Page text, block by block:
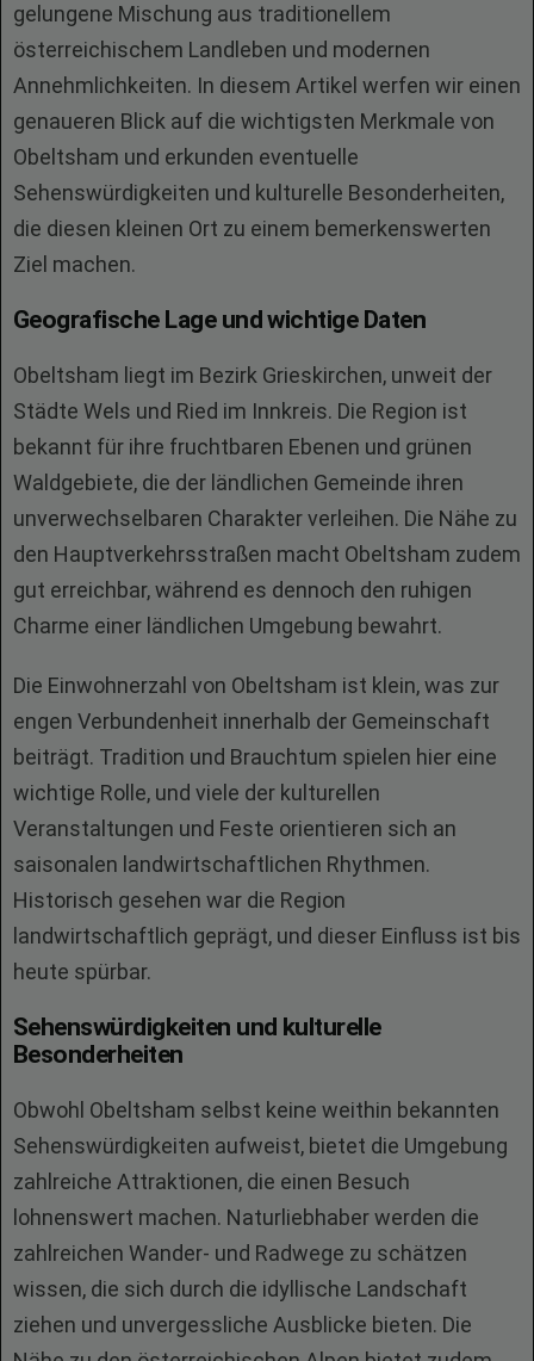
gelungene Mischung aus traditionellem
österreichischem Landleben und modernen
Annehmlichkeiten. In diesem Artikel werfen wir einen
genaueren Blick auf die wichtigsten Merkmale von
Obeltsham und erkunden eventuelle
Sehenswürdigkeiten und kulturelle Besonderheiten,
die diesen kleinen Ort zu einem bemerkenswerten
Ziel machen.
Geografische Lage und wichtige Daten
Obeltsham liegt im Bezirk Grieskirchen, unweit der
Städte Wels und Ried im Innkreis. Die Region ist
bekannt für ihre fruchtbaren Ebenen und grünen
Waldgebiete, die der ländlichen Gemeinde ihren
unverwechselbaren Charakter verleihen. Die Nähe zu
den Hauptverkehrsstraßen macht Obeltsham zudem
gut erreichbar, während es dennoch den ruhigen
Charme einer ländlichen Umgebung bewahrt.
Die Einwohnerzahl von Obeltsham ist klein, was zur
engen Verbundenheit innerhalb der Gemeinschaft
beiträgt. Tradition und Brauchtum spielen hier eine
wichtige Rolle, und viele der kulturellen
Veranstaltungen und Feste orientieren sich an
saisonalen landwirtschaftlichen Rhythmen.
Historisch gesehen war die Region
landwirtschaftlich geprägt, und dieser Einfluss ist bis
heute spürbar.
Sehenswürdigkeiten und kulturelle
Besonderheiten
Obwohl Obeltsham selbst keine weithin bekannten
Sehenswürdigkeiten aufweist, bietet die Umgebung
zahlreiche Attraktionen, die einen Besuch
lohnenswert machen. Naturliebhaber werden die
zahlreichen Wander- und Radwege zu schätzen
wissen, die sich durch die idyllische Landschaft
ziehen und unvergessliche Ausblicke bieten. Die